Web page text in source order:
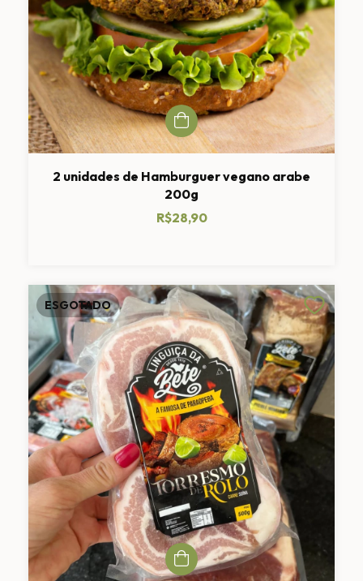
2 unidades de Hamburguer vegano arabe
200g
R$28,90
ESGOTADO